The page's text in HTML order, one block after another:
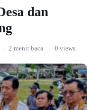
dan
· 2 menit baca · 0 views